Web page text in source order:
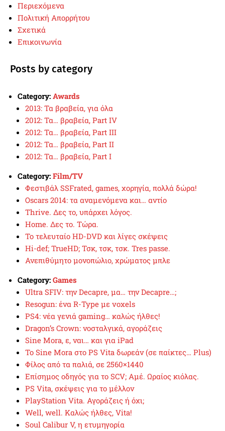
Περιεχόμενα
Πολιτική Απορρήτου
Σχετικά
Επικοινωνία
Posts by category
Category: Awards
2013: Τα βραβεία, για όλα
2012: Τα… βραβεία, Part IV
2012: Τα… βραβεία, Part III
2012: Τα… βραβεία, Part II
2012: Τα… βραβεία, Part I
Category: Film/TV
Φεστιβάλ SSFrated, games, χορηγία, πολλά δώρα!
Oscars 2014: τα αναμενόμενα και… αντίο
Thrive. Δες το, υπάρχει λόγος.
Home. Δες το. Τώρα.
Το τελευταίο HD-DVD και λίγες σκέψεις
Hi-def; TrueHD; Τσκ, τσκ, τσκ. Tres passe.
Ανεπιθύμητο μονοπώλιο, χρώματος μπλε
Category: Games
Ultra SFIV: την Decapre, μα… την Decapre…;
Resogun: ένα R-Type με voxels
PS4: νέα γενιά gaming… καλώς ήλθες!
Dragon’s Crown: νοσταλγικά, αγοράζεις
Sine Mora, ε, ναι… και για iPad
To Sine Mora στο PS Vita δωρεάν (σε παίκτες… Plus)
Φίλος από τα παλιά, σε 2560×1440
Επίσημος οδηγός για το SCV; Αμέ. Ωραίος κιόλας.
PS Vita, σκέψεις για το μέλλον
PlayStation Vita. Αγοράζεις ή όχι;
Well, well. Καλώς ήλθες, Vita!
Soul Calibur V, η ετυμηγορία